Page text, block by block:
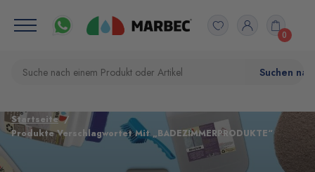
0
Startseite
Produkte Verschlagwortet Mit „BADEZIMMERPRODUKTE“